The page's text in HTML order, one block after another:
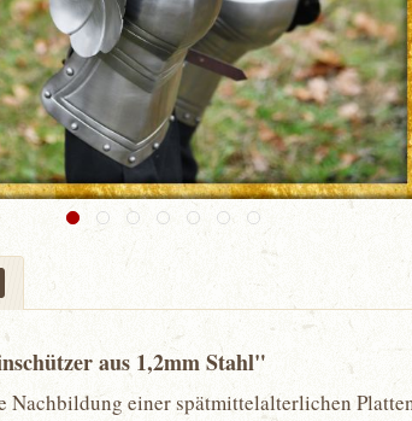
aus 1,2mm Stahl"
Nachbildung einer spätmittelalterlichen